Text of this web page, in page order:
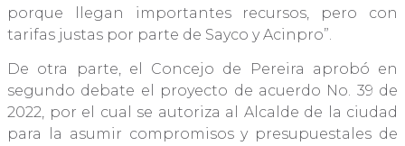
porque llegan importantes recursos, pero con
tarifas justas por parte de Sayco y Acinpro”.
De otra parte, el Concejo de Pereira aprobó en
segundo debate el proyecto de acuerdo No. 39 de
2022, por el cual se autoriza al Alcalde de la ciudad
para la asumir compromisos y presupuestales de